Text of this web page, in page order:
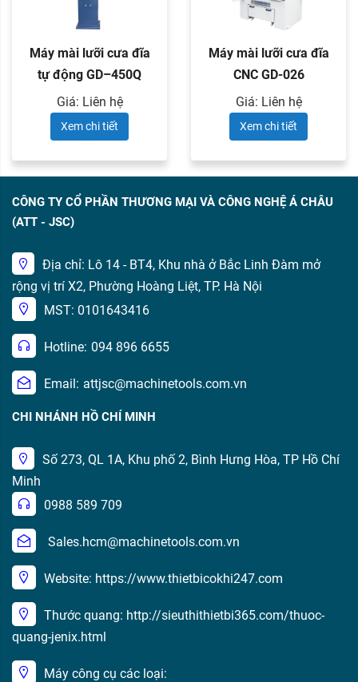
Máy mài lưỡi cưa đĩa
tự động GD–450Q
Giá: Liên hệ
Xem chi tiết
Máy mài lưỡi cưa đĩa
CNC GD-026
Giá: Liên hệ
Xem chi tiết
CÔNG TY CỔ PHẦN THƯƠNG MẠI VÀ CÔNG NGHỆ Á CHÂU
(ATT - JSC)
Địa chỉ: Lô 14 - BT4, Khu nhà ở Bắc Linh Đàm mở
rộng vị trí X2, Phường Hoàng Liệt, TP. Hà Nội
MST: 0101643416
Hotline: 094 896 6655
Email: attjsc@machinetools.com.vn
CHI NHÁNH HỒ CHÍ MINH
Số 273, QL 1A, Khu phố 2, Bình Hưng Hòa, TP Hồ Chí
Minh
0988 589 709
Sales.hcm@machinetools.com.vn
Website: https://www.thietbicokhi247.com
Thước quang: http://sieuthithietbi365.com/thuoc-
quang-jenix.html
Máy công cụ các loại: